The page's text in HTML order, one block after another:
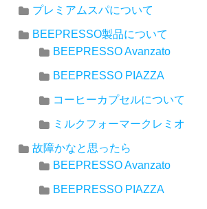
プレミアムスパについて
BEEPRESSO製品について
BEEPRESSO Avanzato
BEEPRESSO PIAZZA
コーヒーカプセルについて
ミルクフォーマークレミオ
故障かなと思ったら
BEEPRESSO Avanzato
BEEPRESSO PIAZZA